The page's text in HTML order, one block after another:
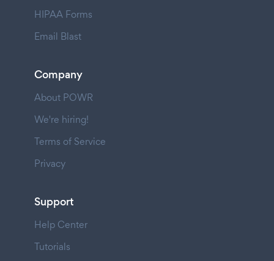
HIPAA Forms
Email Blast
Company
About POWR
We're hiring!
Terms of Service
Privacy
Support
Help Center
Tutorials